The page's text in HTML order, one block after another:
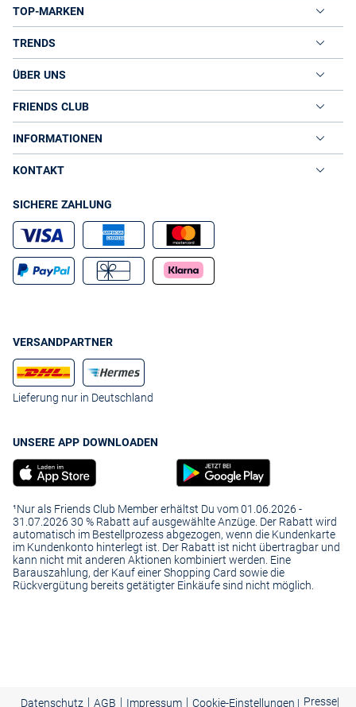
TOP-MARKEN
TRENDS
ÜBER UNS
FRIENDS CLUB
INFORMATIONEN
KONTAKT
SICHERE ZAHLUNG
VERSANDPARTNER
Lieferung nur in Deutschland
UNSERE APP DOWNLOADEN
¹Nur als Friends Club Member erhältst Du vom 01.06.2026 -
31.07.2026 30 % Rabatt auf ausgewählte Anzüge. Der Rabatt wird
automatisch im Bestellprozess abgezogen, wenn die Kundenkarte
im Kundenkonto hinterlegt ist. Der Rabatt ist nicht übertragbar und
kann nicht mit anderen Aktionen kombiniert werden. Eine
Barauszahlung, der Kauf einer Shopping Card sowie die
Rückvergütung bereits getätigter Einkäufe sind nicht möglich.
Datenschutz | AGB | Impressum | Cookie-Einstellungen | Presse|